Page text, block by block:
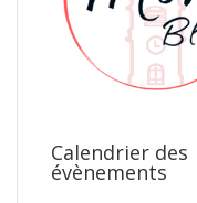
Calendrier des
évènements